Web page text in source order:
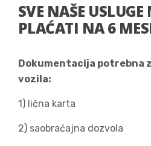
SVE NAŠE USLUGE
PLAĆATI NA 6
Dokumentacija potrebna
vozila:
1) lična karta
2) saobraćajna dozvola